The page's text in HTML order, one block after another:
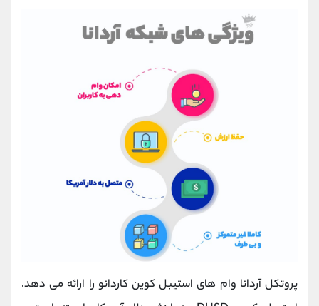
پروتکل آردانا وام های استیبل کوین کاردانو را ارائه می دهد.